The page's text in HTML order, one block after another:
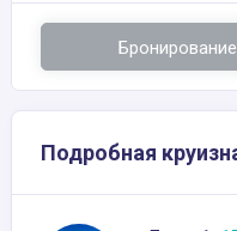
Подробная